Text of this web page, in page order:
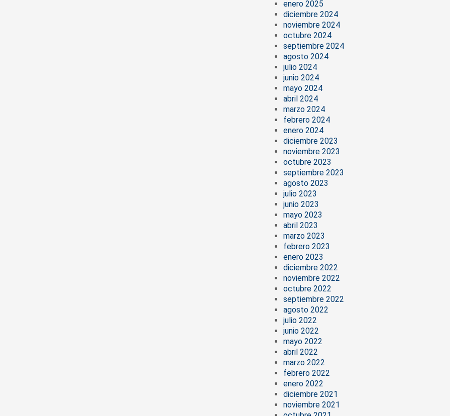
enero 2025
diciembre 2024
noviembre 2024
octubre 2024
septiembre 2024
agosto 2024
julio 2024
junio 2024
mayo 2024
abril 2024
marzo 2024
febrero 2024
enero 2024
diciembre 2023
noviembre 2023
octubre 2023
septiembre 2023
agosto 2023
julio 2023
junio 2023
mayo 2023
abril 2023
marzo 2023
febrero 2023
enero 2023
diciembre 2022
noviembre 2022
octubre 2022
septiembre 2022
agosto 2022
julio 2022
junio 2022
mayo 2022
abril 2022
marzo 2022
febrero 2022
enero 2022
diciembre 2021
noviembre 2021